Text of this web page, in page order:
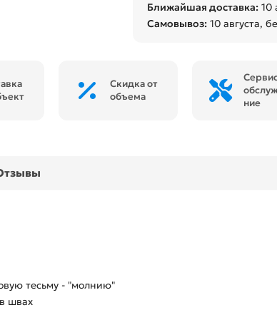
Ближайшая доставка: 10
Самовывоз: 10 августа,
Скидка от
объема
ние
тесьму - "молнию"
швах